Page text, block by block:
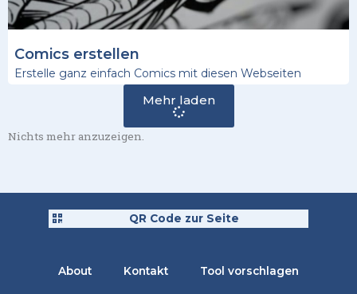
Comics erstellen
Erstelle ganz einfach Comics mit diesen Webseiten
Mehr laden
Nichts mehr anzuzeigen.
QR Code zur Seite
About Kontakt Tool vorschlagen